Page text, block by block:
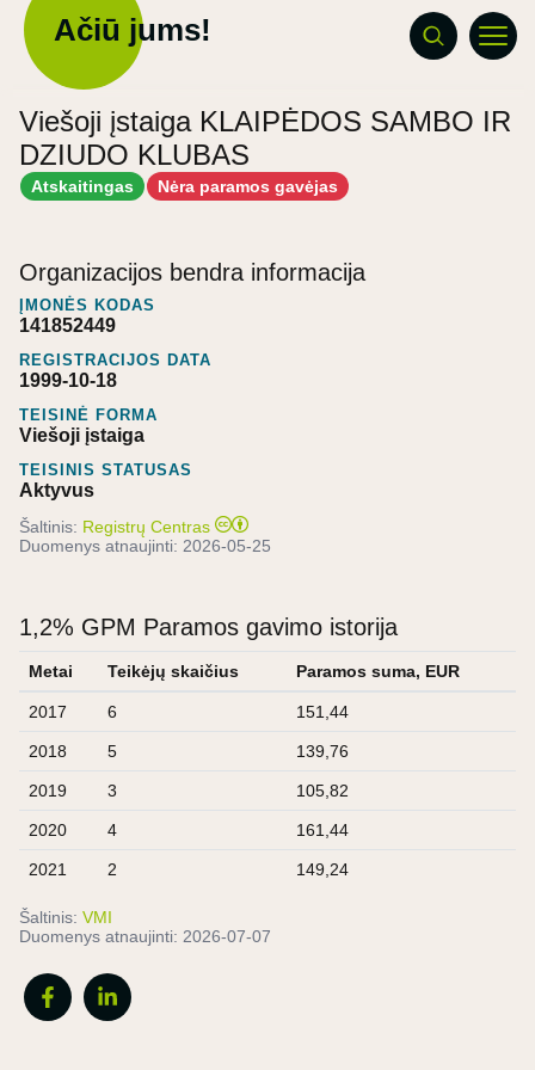
Ačiū jums!
Viešoji įstaiga KLAIPĖDOS SAMBO IR
DZIUDO KLUBAS
Atskaitingas Nėra paramos gavėjas
Organizacijos bendra informacija
ĮMONĖS KODAS
141852449
REGISTRACIJOS DATA
1999-10-18
TEISINĖ FORMA
Viešoji įstaiga
TEISINIS STATUSAS
Aktyvus
Šaltinis: Registrų Centras
Duomenys atnaujinti: 2026-05-25
1,2% GPM Paramos gavimo istorija
Metai Teikėjų skaičius Paramos suma, EUR
2017 6 151,44
2018 5 139,76
2019 3 105,82
2020 4 161,44
2021 2 149,24
Šaltinis: VMI
Duomenys atnaujinti: 2026-07-07